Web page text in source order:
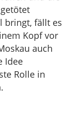
bringt, fällt es
Kopf vor
auch
Idee
Rolle in